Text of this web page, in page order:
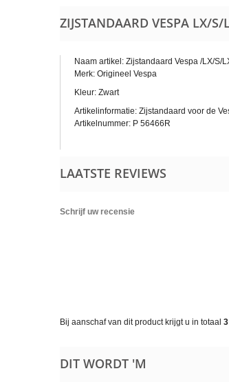
ZIJSTANDAARD VESPA LX/S/
Naam artikel: Zijstandaard Vespa /LX/S/
Merk: Origineel Vespa
Kleur: Zwart
Artikelinformatie: Zijstandaard voor de
Artikelnummer: P 56466R
LAATSTE REVIEWS
Schrijf uw recensie
Bij aanschaf van dit product krijgt u in totaal 3
DIT WORDT 'M